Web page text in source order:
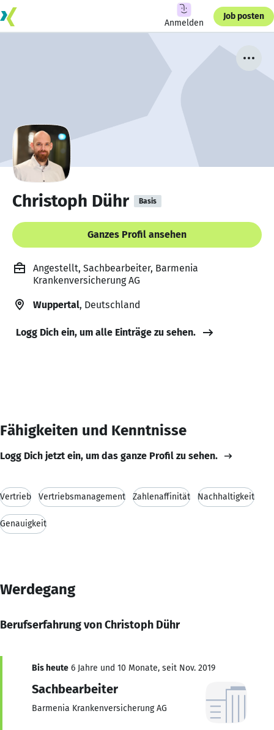
Anmelden
Job posten
Christoph Dühr Basis
Ganzes Profil ansehen
Angestellt, Sachbearbeiter, Barmenia
Krankenversicherung AG
Wuppertal, Deutschland
Logg Dich ein, um alle Einträge zu sehen.
Fähigkeiten und Kenntnisse
Logg Dich jetzt ein, um das ganze Profil zu sehen.
Vertrieb Vertriebsmanagement Zahlenaffinität Nachhaltigkeit
Genauigkeit
Werdegang
Berufserfahrung von Christoph Dühr
Bis heute 6 Jahre und 10 Monate, seit Nov. 2019
Sachbearbeiter
Barmenia Krankenversicherung AG